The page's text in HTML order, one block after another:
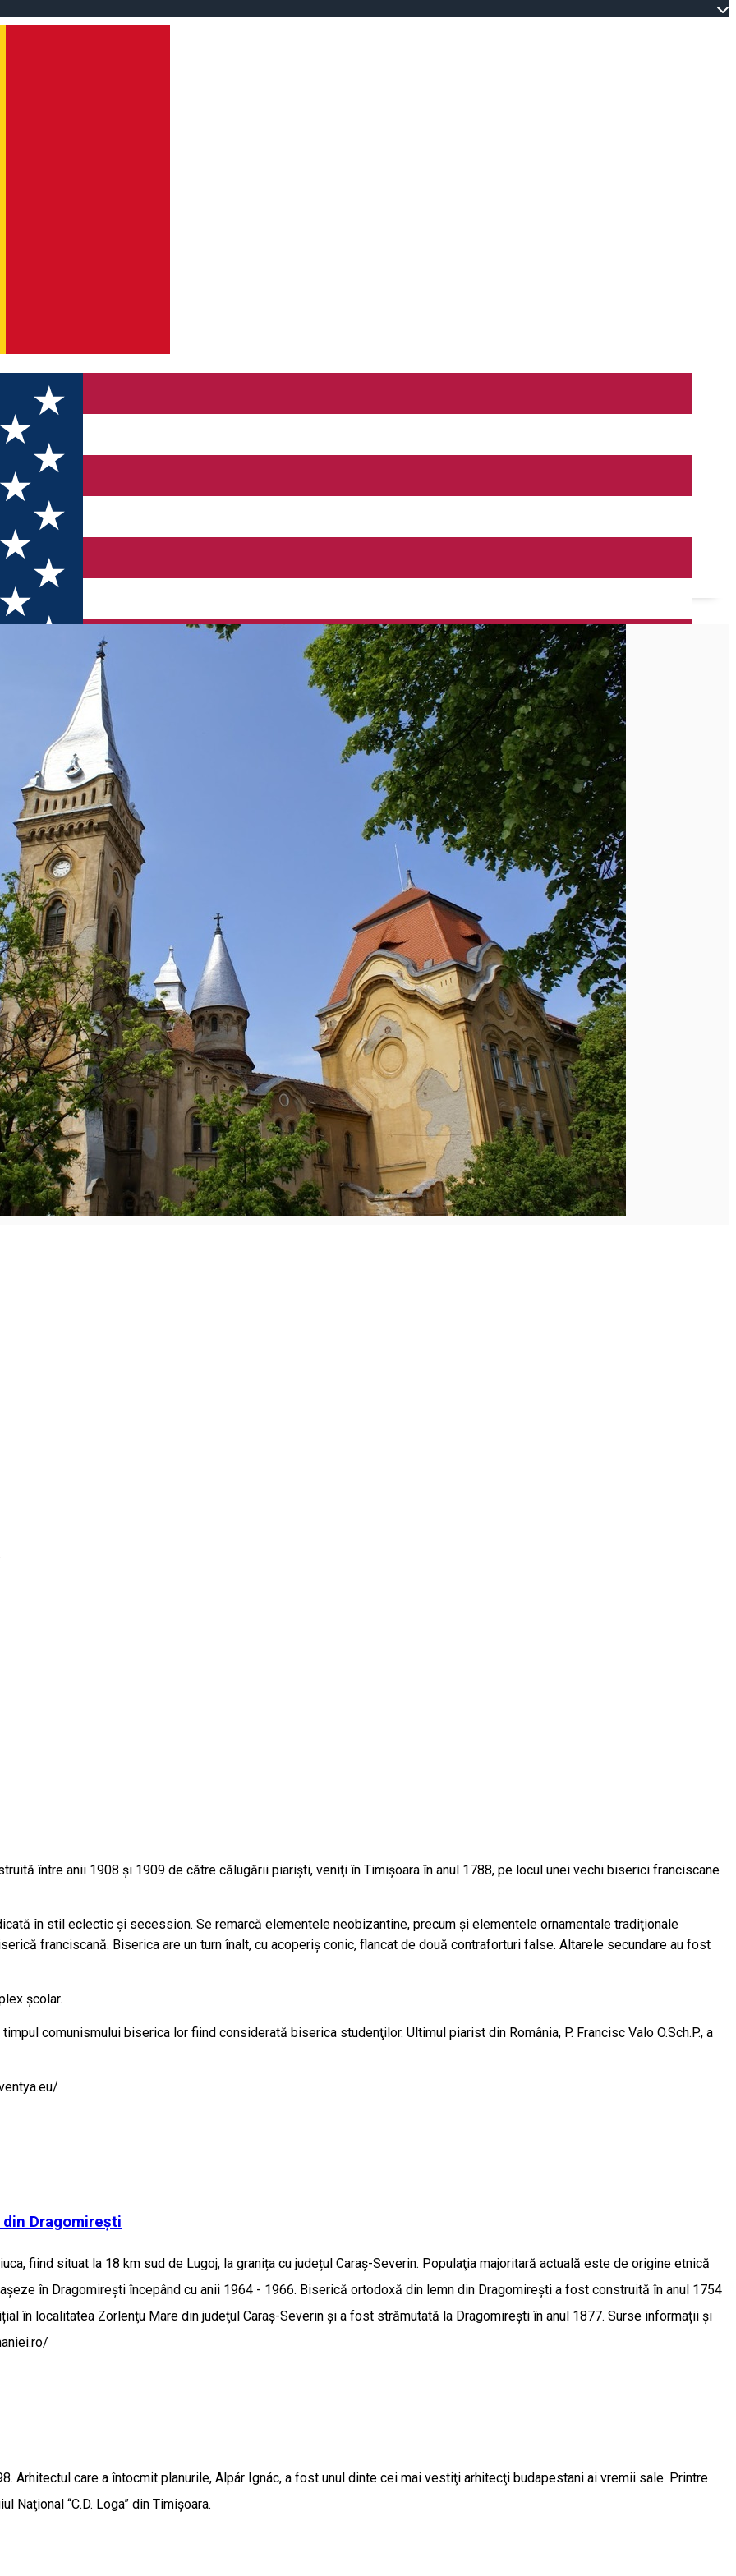
între anii 1908 şi 1909 de către călugării piarişti, veniţi în Timişoara în anul 1788, pe locul unei vechi biserici franciscane
în stil eclectic şi secession. Se remarcă elementele neobizantine, precum şi elementele ornamentale tradiţionale
franciscană. Biserica are un turn înalt, cu acoperiş conic, flancat de două contraforturi false. Altarele secundare au fost
şcolar.
comunismului biserica lor fiind considerată biserica studenţilor. Ultimul piarist din România, P. Francisc Valo O.Sch.P., a
din Dragomirești
fiind situat la 18 km sud de Lugoj, la granița cu județul Caraș-Severin. Populaţia majoritară actuală este de origine etnică
în Dragomireşti începând cu anii 1964 - 1966. Biserică ortodoxă din lemn din Dragomirești a fost construită în anul 1754
în localitatea Zorlenţu Mare din judeţul Caraş-Severin şi a fost strămutată la Dragomireşti în anul 1877. Surse informații și
Arhitectul care a întocmit planurile, Alpár Ignác, a fost unul dinte cei mai vestiţi arhitecţi budapestani ai vremii sale. Printre
“C.D. Loga” din Timişoara.